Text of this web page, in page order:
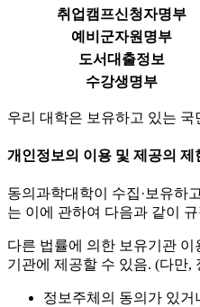
취업캠프신청자명부
예비군자원명부
도서대출정보
수강생명부
우리 대학은 보유하고 있는
개인정보의 이용 및 제공의 제
동의과학대학이 수집·보유하
는 이에 관하여 다음과 같이
다른 법률에 의한 보유기관
기관에 제공할 수 있음. (다만,
정보주체의 동의가 있